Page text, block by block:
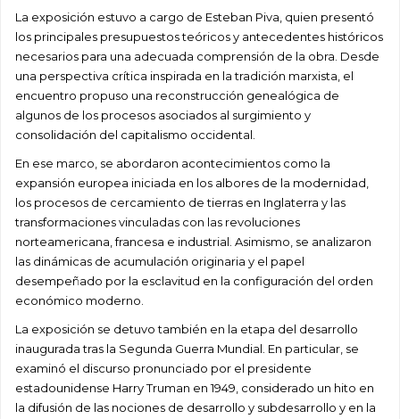
La exposición estuvo a cargo de Esteban Piva, quien presentó
los principales presupuestos teóricos y antecedentes históricos
necesarios para una adecuada comprensión de la obra. Desde
una perspectiva crítica inspirada en la tradición marxista, el
encuentro propuso una reconstrucción genealógica de
algunos de los procesos asociados al surgimiento y
consolidación del capitalismo occidental.
En ese marco, se abordaron acontecimientos como la
expansión europea iniciada en los albores de la modernidad,
los procesos de cercamiento de tierras en Inglaterra y las
transformaciones vinculadas con las revoluciones
norteamericana, francesa e industrial. Asimismo, se analizaron
las dinámicas de acumulación originaria y el papel
desempeñado por la esclavitud en la configuración del orden
económico moderno.
La exposición se detuvo también en la etapa del desarrollo
inaugurada tras la Segunda Guerra Mundial. En particular, se
examinó el discurso pronunciado por el presidente
estadounidense Harry Truman en 1949, considerado un hito en
la difusión de las nociones de desarrollo y subdesarrollo y en la